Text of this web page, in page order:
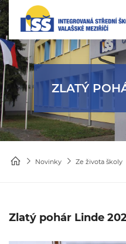
ZLATÝ
Novinky Ze života školy
Zlatý pohár Linde